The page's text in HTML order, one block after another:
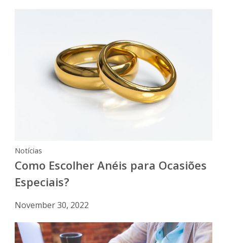
Notícias
Como Escolher Anéis para Ocasiões
Especiais?
November 30, 2022